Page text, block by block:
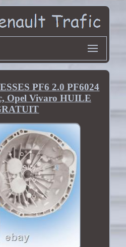
PF6 2.0 PF6024
Opel Vivaro HUILE